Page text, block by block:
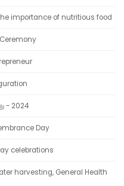
importance of nutritious food
- 2024
Day
celebrations
harvesting, General Health